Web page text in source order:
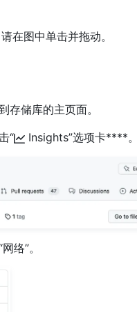
在图中单击并拖动。
储库的主页面。
“
Insights”选项卡****
络”。